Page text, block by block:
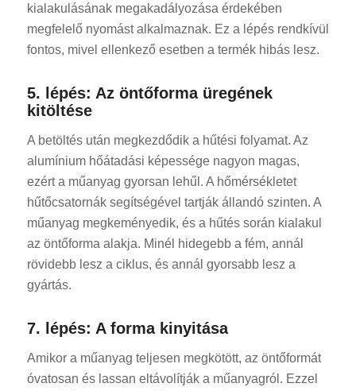
kialakulásának megakadályozása érdekében
megfelelő nyomást alkalmaznak. Ez a lépés rendkívül
fontos, mivel ellenkező esetben a termék hibás lesz.
5. lépés: Az öntőforma üregének
kitöltése
A betöltés után megkezdődik a hűtési folyamat. Az
alumínium hőátadási képessége nagyon magas,
ezért a műanyag gyorsan lehűl. A hőmérsékletet
hűtőcsatornák segítségével tartják állandó szinten. A
műanyag megkeményedik, és a hűtés során kialakul
az öntőforma alakja. Minél hidegebb a fém, annál
rövidebb lesz a ciklus, és annál gyorsabb lesz a
gyártás.
7. lépés: A forma kinyitása
Amikor a műanyag teljesen megkötött, az öntőformát
óvatosan és lassan eltávolítják a műanyagról. Ezzel